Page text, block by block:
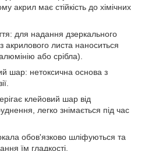
акрил має стійкість до хімічних
для надання дзеркального
акрилового листа наноситься
або срібла).
шар: нетоксична основа з
клейовий шар від
легко знімається під час
обов'язково шліфуються та
їм гладкості.